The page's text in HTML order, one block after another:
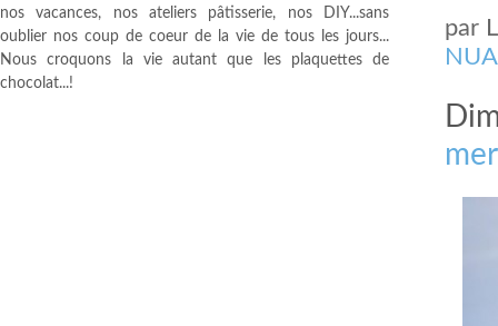
par
nos vacances, nos ateliers pâtisserie, nos DIY...sans
oublier nos coup de coeur de la vie de tous les jours...
Nous croquons la vie autant que les plaquettes de
chocolat...!